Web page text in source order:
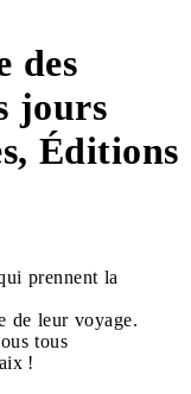
des
jours
Éditions
prennent la
de leur voyage.
tous
!